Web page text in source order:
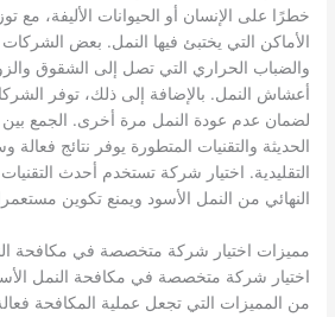
خطرًا على الإنسان أو الحيوانات الأليفة،
الأماكن التي يختبئ فيها النمل. بعض
والضباب الحراري التي تصل إلى الشقوق
أعشاش النمل. بالإضافة إلى ذلك، توفر
لضمان عدم عودة النمل مرة أخرى. الجمع بين
الحديثة والتقنيات المتطورة يوفر نتائج
التقليدية. اختيار شركة تستخدم أحدث
النهائي من النمل الأسود ويمنع تكوين
مميزات اختيار شركة متخصصة في مكافحة
اختيار شركة متخصصة في مكافحة النمل
من المميزات التي تجعل عملية المكافحة